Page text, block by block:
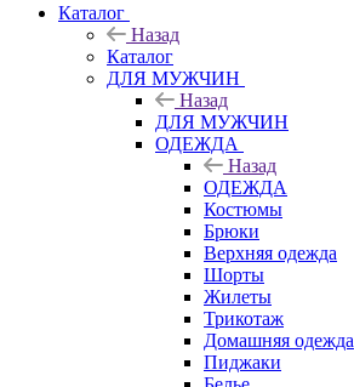
Каталог
Назад
Каталог
ДЛЯ МУЖЧИН
Назад
ДЛЯ МУЖЧИН
ОДЕЖДА
Назад
ОДЕЖДА
Костюмы
Брюки
Верхняя одежда
Шорты
Жилеты
Трикотаж
Домашняя одежда
Пиджаки